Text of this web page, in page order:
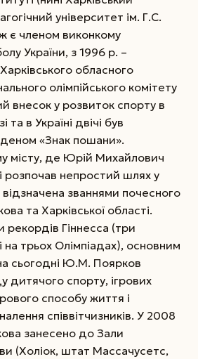
університет ім. Г.С.
є членом виконкому
України, з 1996 р. –
обласного
олімпійського комітету
внесок у розвиток спорту в
в Україні двічі був
«Знак пошани».
місту, де Юрій Михайлович
розпочав непростий шлях у
званнями почесного
та Харківської області.
Гіннесса (три
на трьох Олімпіадах), основним
сьогодні Ю.М. Поярков
дитячого спорту, ігрових
способу життя і
співвітчизників. У 2008
занесено до Зали
(Холіок, штат Массачусетс,